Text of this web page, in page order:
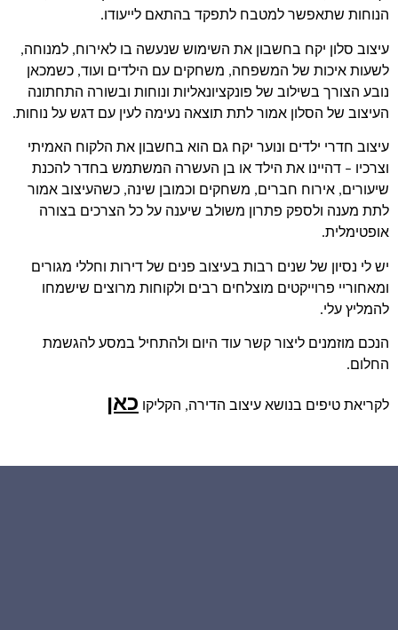
הנוחות שתאפשר למטבח לתפקד בהתאם לייעודו.
עיצוב סלון יקח בחשבון את השימוש שנעשה בו לאירוח, למנוחה,
לשעות איכות של המשפחה, משחקים עם הילדים ועוד, כשמכאן
נובע הצורך בשילוב של פונקציונאליות ונוחות ובשורה התחתונה
העיצוב של הסלון אמור לתת תוצאה נעימה לעין עם דגש על נוחות.
עיצוב חדרי ילדים ונוער יקח גם הוא בחשבון את הלקוח האמיתי
וצרכיו – דהיינו את הילד או בן העשרה המשתמש בחדר להכנת
שיעורים, אירוח חברים, משחקים וכמובן שינה, כשהעיצוב אמור
לתת מענה ולספק פתרון משולב שיענה על כל הצרכים בצורה
אופטימלית.
יש לי נסיון של שנים רבות בעיצוב פנים של דירות וחללי מגורים
ומאחוריי פרוייקטים מוצלחים רבים ולקוחות מרוצים שישמחו
להמליץ עלי.
הנכם מוזמנים ליצור קשר עוד היום ולהתחיל במסע להגשמת
החלום.
לקריאת טיפים בנושא עיצוב הדירה, הקליקו כאן